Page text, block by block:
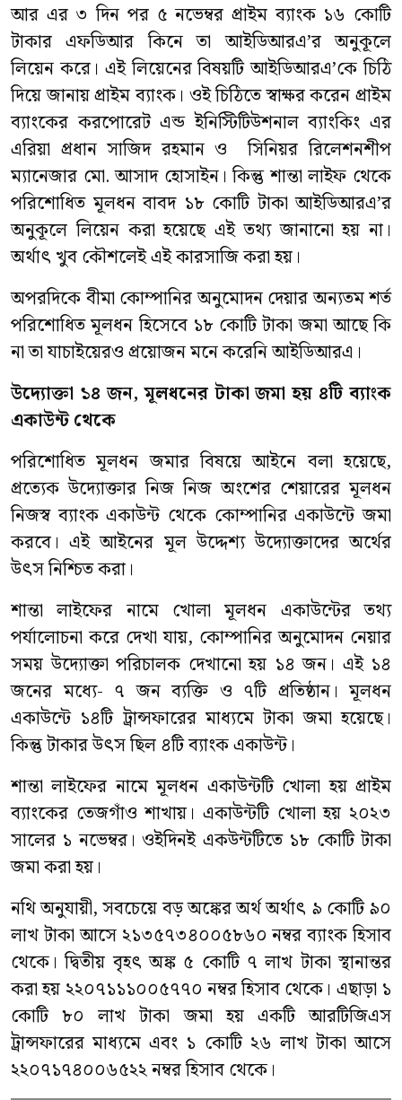
আর এর ৩ দিন পর ৫ নভেম্বর প্রাইম ব্যাংক ১৬ কোটি
টাকার এফডিআর কিনে তা আইডিআরএ’র অনুকূলে
লিয়েন করে। এই লিয়েনের বিষয়টি আইডিআরএ’কে চিঠি
দিয়ে জানায় প্রাইম ব্যাংক। ওই চিঠিতে স্বাক্ষর করেন প্রাইম
ব্যাংকের করপোরেট এন্ড ইনিস্টিটিউশনাল ব্যাংকিং এর
এরিয়া প্রধান সাজিদ রহমান ও সিনিয়র রিলেশনশীপ
ম্যানেজার মো. আসাদ হোসাইন। কিন্তু শান্তা লাইফ থেকে
পরিশোধিত মূলধন বাবদ ১৮ কোটি টাকা আইডিআরএ’র
অনুকূলে লিয়েন করা হয়েছে এই তথ্য জানানো হয় না।
অর্থাৎ খুব কৌশলেই এই কারসাজি করা হয়।
অপরদিকে বীমা কোম্পানির অনুমোদন দেয়ার অন্যতম শর্ত
পরিশোধিত মূলধন হিসেবে ১৮ কোটি টাকা জমা আছে কি
না তা যাচাইয়েরও প্রয়োজন মনে করেনি আইডিআরএ।
উদ্যোক্তা ১৪ জন,মলধনের টাকা জমা হয় ৪টিব্যাংক
একাউন্টথেকে
পরিশোধিত মূলধন জমার বিষয়ে আইনে বলা হয়েছে,
প্রত্যেক উদ্যোক্তার নিজ নিজ অংশের শেয়ারের মূলধন
নিজস্ব ব্যাংক একাউন্ট থেকে কোম্পানির একাউন্টে জমা
করবে। এই আইনের মূল উদ্দেশ্য উদ্যোক্তাদের অর্থের
উৎস নিশ্চিত করা।
শান্তা লাইফের নামে খোলা মূলধন একাউন্টের তথ্য
পর্যালোচনা করে দেখা যায়, কোম্পানির অনুমোদন নেয়ার
সময় উদ্যোক্তা পরিচালক দেখানো হয় ১৪ জন। এই ১৪
জনের মধ্যে- ৭ জন ব্যক্তি ও ৭টি প্রতিষ্ঠান। মূলধন
একাউন্টে ১৪টি ট্রান্সফারের মাধ্যমে টাকা জমা হয়েছে।
কিন্তু টাকার উৎস ছিল ৪টি ব্যাংক একাউন্ট।
শান্তা লাইফের নামে মূলধন একাউন্টটি খোলা হয় প্রাইম
ব্যাংকের তেজগাঁও শাখায়। একাউন্টটি খোলা হয় ২০২৩
সালের ১ নভেম্বর। ওইদিনই একউন্টটিতে ১৮ কোটি টাকা
জমা করা হয়।
নথি অনুযায়ী, সবচেয়ে বড় অঙ্কের অর্থ অর্থাৎ ৯ কোটি ৯০
লাখ টাকা আসে ২১৩৫৭৩৪০০৫৮৬০ নম্বর ব্যাংক হিসাব
থেকে। দ্বিতীয় বৃহৎ অঙ্ক ৫ কোটি ৭ লাখ টাকা স্থানান্তর
করা হয় ২২০৭১১১০০৫৭৭০ নম্বর হিসাব থেকে। এছাড়া ১
কোটি ৮০ লাখ টাকা জমা হয় একটি আরটিজিএস
ট্রান্সফারের মাধ্যমে এবং ১ কোটি ২৬ লাখ টাকা আসে
২২০৭১৭৪০০৬৫২২ নম্বর হিসাব থেকে।